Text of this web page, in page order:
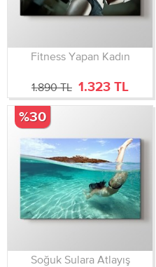
Fitness Yapan Kadın
1.890 TL 1.323 TL
Soğuk Sulara Atlayış
%30